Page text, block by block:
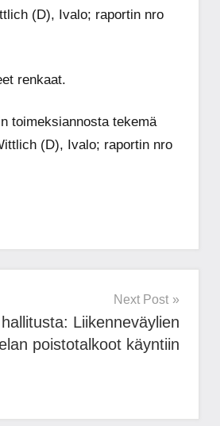
(D), Ivalo; raportin nro
renkaat.
toimeksiannosta tekemä
(D), Ivalo; raportin nro
Next Post
Liikenneväylien
poistotalkoot käyntiin